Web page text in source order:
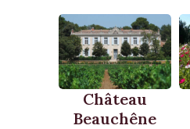
Château
Beauchêne